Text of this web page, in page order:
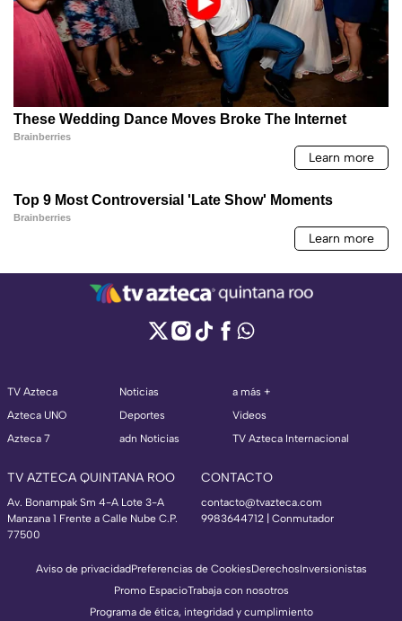
TV Azteca
Azteca UNO
Azteca 7
Noticias
Deportes
adn Noticias
a más +
Videos
TV Azteca Internacional
TV AZTECA QUINTANA ROO
Av. Bonampak Sm 4-A Lote 3-A
Manzana 1 Frente a Calle Nube C.P.
77500
CONTACTO
contacto@tvazteca.com
9983644712 | Conmutador
Aviso de privacidadPreferencias de CookiesDerechosInversionistas
Promo EspacioTrabaja con nosotros
Programa de ética, integridad y cumplimiento